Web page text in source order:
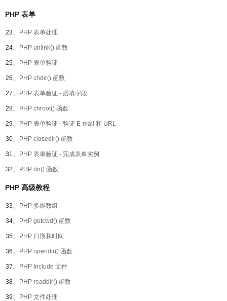
PHP 表单
23、 PHP 表单处理
24、 PHP unlink() 函数
25、 PHP 表单验证
26、 PHP chdir() 函数
27、 PHP 表单验证 - 必填字段
28、 PHP chroot() 函数
29、 PHP 表单验证 - 验证 E-mail 和 URL
30、 PHP closedir() 函数
31、 PHP 表单验证 - 完成表单实例
32、 PHP dir() 函数
PHP 高级教程
33、 PHP 多维数组
34、 PHP getcwd() 函数
35、 PHP 日期和时间
36、 PHP opendir() 函数
37、 PHP Include 文件
38、 PHP readdir() 函数
39、 PHP 文件处理